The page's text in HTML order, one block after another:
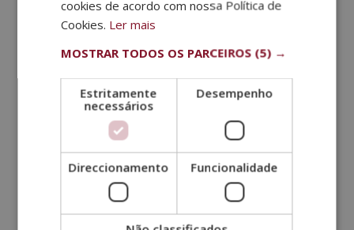
aumentar a disposição, ajuda a melhorar a
autoestima.
local do corpo a ser tratado. Promove um trabalho
de restauração da elasticidade, deixando um aspeto
mais suave e liso.
através de uma massagem feita por sucção. Ela age
nos vasos linfáticos para eliminação de gorduras e
cookies de acordo com nossa Política de
Cookies. Ler mais
MOSTRAR TODOS OS PARCEIROS (5) →
Estritamente
necessários
Desempenho
Direccionamento Funcionalidade